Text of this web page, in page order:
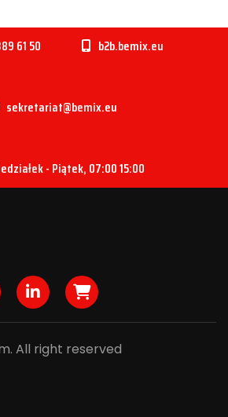
61 50 b2b.bemix.eu
sekretariat@bemix.eu
- Piątek, 07:00 15:00
LinkedInB2B
All right reserved